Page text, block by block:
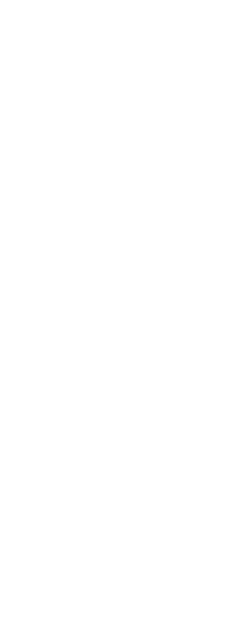
setarea cuplului dorit,
pentru a strange suruburi la
opriti strangerea.